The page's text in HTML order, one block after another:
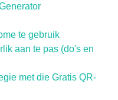
te gebruik
aan te pas (do's en
met die Gratis QR-